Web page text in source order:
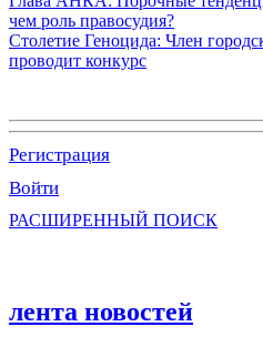
чем роль правосудия?
Столетие Геноцида: Член
проводит конкурс
Регистрация
Войти
РАСШИРЕННЫЙ ПОИСК
лента новостей